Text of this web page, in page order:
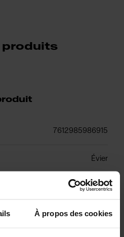
À propos des cookies
produits
7612985986915
Évier
Fragranite
2